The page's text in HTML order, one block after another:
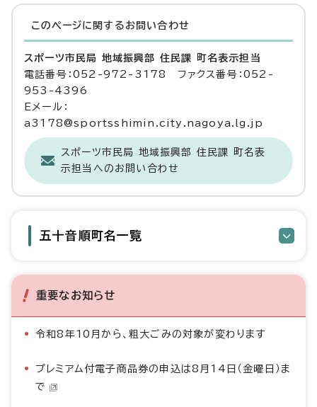
このページに関する お問い合わせ
スポーツ市民局 地域振興部 住民課 町名表示担当
電話番号：052-972-3178 ファクス番号：052-
953-4396
Eメール：
a3178@sportsshimin.city.nagoya.lg.jp
スポーツ市民局 地域振興部 住民課 町名表
示担当へのお問い合わせ
五十音順町名一覧
重要なお知らせ
令和8年10月から、粗大ごみの対象が変わります
プレミアム付電子商品券の申込は8月14日（金曜日）ま
で